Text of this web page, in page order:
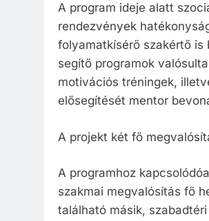
A program ideje alatt
rendezvények
folyamatkísérő szakértő is
segítő programok
motivációs tréningek,
elősegítését mentor
A projekt két fő
A programhoz
szakmai megvalósítás fő
található másik,